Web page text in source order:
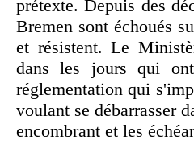
prétexte. Depuis des
Bremen sont échoués
et résistent. Le
dans les jours qui
réglementation qui
voulant se débarrasser
encombrant et les